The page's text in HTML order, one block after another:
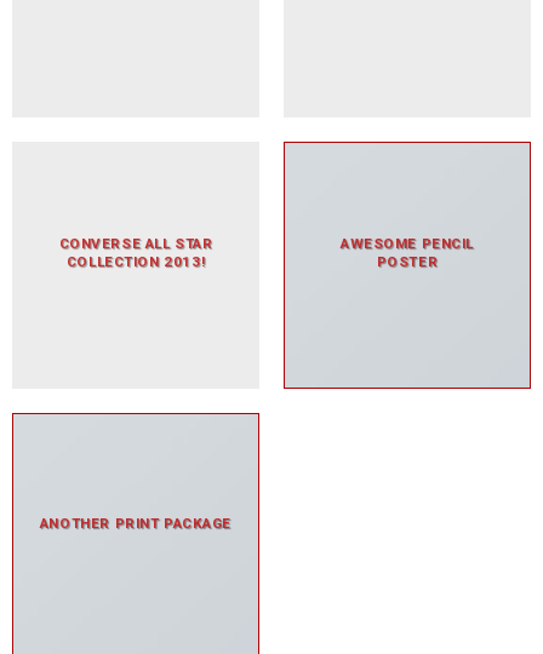
CONVERSE ALL STAR
COLLECTION 2013!
AWESOME PENCIL
POSTER
ANOTHER PRINT PACKAGE